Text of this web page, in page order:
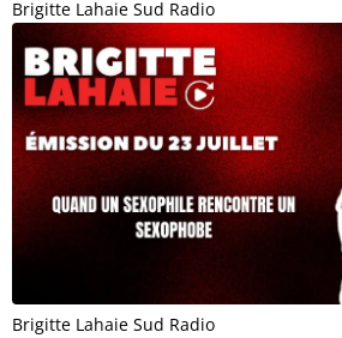
Brigitte Lahaie Sud Radio
Brigitte Lahaie Sud Radio